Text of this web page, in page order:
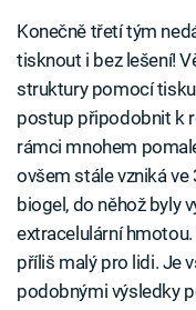
Konečně třetí tým
tisknout i bez lešení!
struktury pomocí
postup připodobnit k
rámci mnohem
ovšem stále vzniká ve
biogel, do něhož byly
extracelulární
příliš malý pro lidi. Je
podobnými výsledky